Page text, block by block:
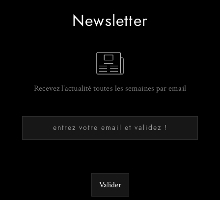
Newsletter
Recevez l'actualité toutes les semaines par email